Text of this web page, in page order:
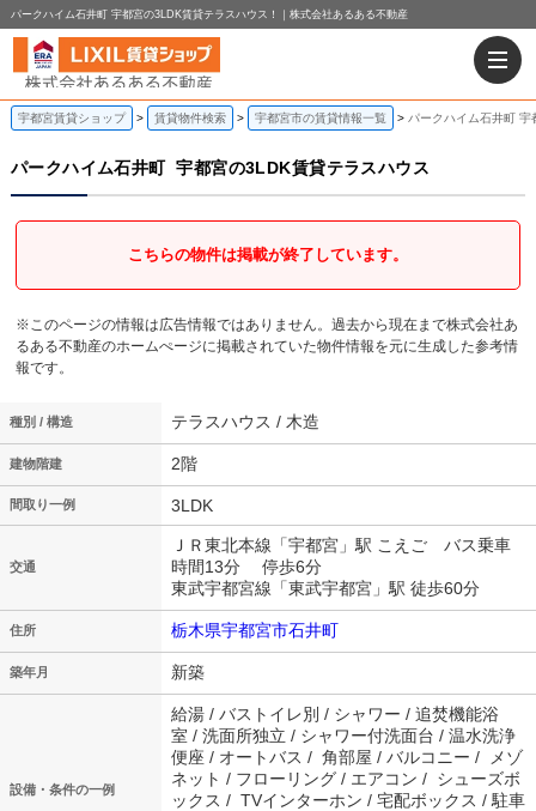
パークハイム石井町 宇都宮の3LDK賃貸テラスハウス！｜株式会社あるある不動産
宇都宮賃貸ショップ 賃貸物件検索 宇都宮市の賃貸情報一覧 パークハイム石井町
パークハイム石井町 宇都宮の3LDK賃貸テラスハウス
こちらの物件は掲載が終了しています。
※このページの情報は広告情報ではありません。過去から現在まで株式会社あ
るある不動産のホームぺージに掲載されていた物件情報を元に生成した参考情
報です。
種別 / 構造 テラスハウス / 木造
建物階建 2階
間取り一例 3LDK
交通
ＪＲ東北本線「宇都宮」駅 こえご バス乗車
時間13分 停歩6分
東武宇都宮線「東武宇都宮」駅 徒歩60分
住所 栃木県宇都宮市石井町
築年月 新築
設備・条件の一例
給湯 / バストイレ別 / シャワー / 追焚機能浴
室 / 洗面所独立 / シャワー付洗面台 / 温水洗浄
便座 / オートバス / 角部屋 / バルコニー / メゾ
ネット / フローリング / エアコン / シューズボ
ックス / TVインターホン / 宅配ボックス / 駐車